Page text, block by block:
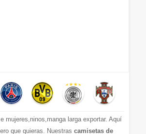
mujeres,ninos,manga larga exportar. Aquí
que quieras. Nuestras camisetas de